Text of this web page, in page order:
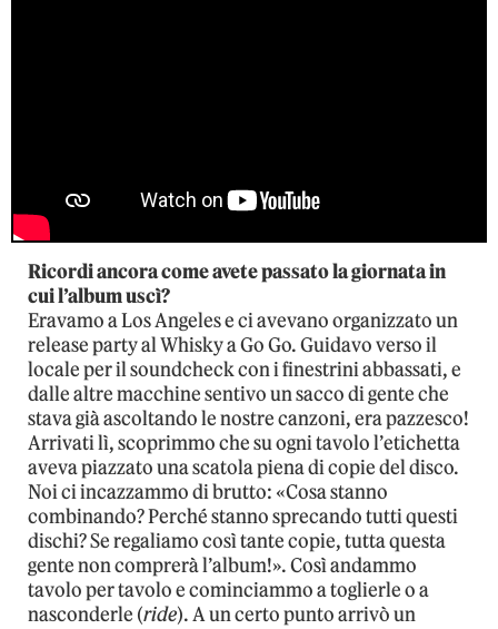
Ricordi ancora come avete passato la giornata in
cui l’album uscì?
Eravamo a Los Angeles e ci avevano organizzato un
release party al Whisky a Go Go. Guidavo verso il
locale per il soundcheck con i finestrini abbassati, e
dalle altre macchine sentivo un sacco di gente che
stava già ascoltando le nostre canzoni, era pazzesco!
Arrivati lì, scoprimmo che su ogni tavolo l’etichetta
aveva piazzato una scatola piena di copie del disco.
Noi ci incazzammo di brutto: «Cosa stanno
combinando? Perché stanno sprecando tutti questi
dischi? Se regaliamo così tante copie, tutta questa
gente non comprerà l’album!». Così andammo
tavolo per tavolo e cominciammo a toglierle o a
nasconderle (ride). A un certo punto arrivò un